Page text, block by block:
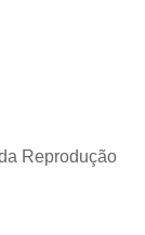
Reprodução